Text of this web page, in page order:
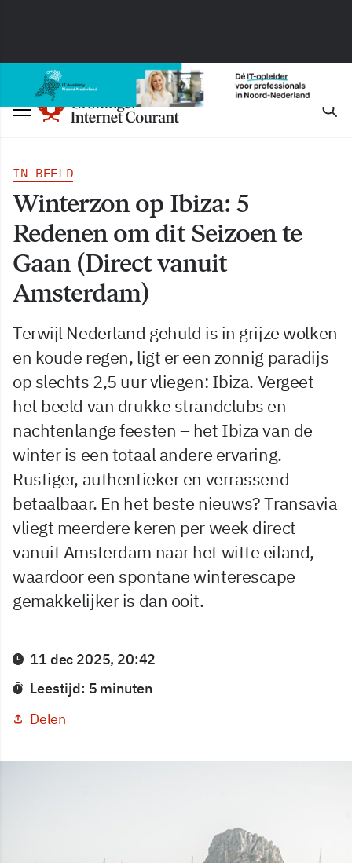
IN BEELD
Winterzon op Ibiza: 5
Redenen om dit Seizoen te
Gaan (Direct vanuit
Amsterdam)
Terwijl Nederland gehuld is in grijze wolken
en koude regen, ligt er een zonnig paradijs
op slechts 2,5 uur vliegen: Ibiza. Vergeet
het beeld van drukke strandclubs en
nachtenlange feesten – het Ibiza van de
winter is een totaal andere ervaring.
Rustiger, authentieker en verrassend
betaalbaar. En het beste nieuws? Transavia
vliegt meerdere keren per week direct
vanuit Amsterdam naar het witte eiland,
waardoor een spontane winterescape
gemakkelijker is dan ooit.
11 dec 2025, 20:42
Leestijd: 5 minuten
Delen